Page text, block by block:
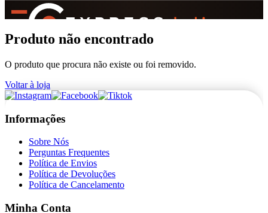
+de 36.000 reviews
Produto não encontrado
O produto que procura não existe ou foi removido.
Voltar à loja
Informações
Sobre Nós
Perguntas Frequentes
Política de Envios
Política de Devoluções
Política de Cancelamento
Minha Conta